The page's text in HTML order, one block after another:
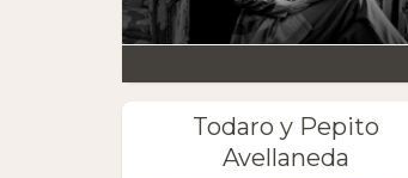
Todaro y Pepito
Avellaneda